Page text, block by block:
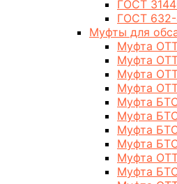
ГОСТ
ГОСТ
Муфты для
Муфта
Муфта
Муфта
Муфта
Муфта
Муфта
Муфта
Муфта
Муфта
Муфта